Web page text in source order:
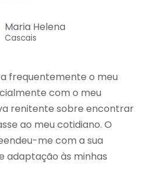
Maria Helena
Cascais
frequentemente o meu
com o meu
renitente sobre encontrar
ao meu cotidiano. O
me com a sua
adaptação às minhas